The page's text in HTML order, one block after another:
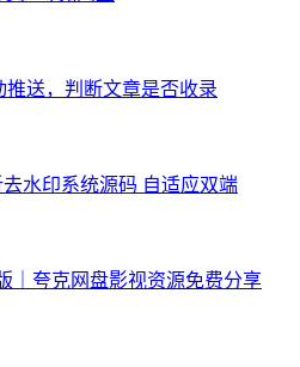
送，判断文章是否收录
水印系统源码 自适应双端
｜夸克网盘影视资源免费分享